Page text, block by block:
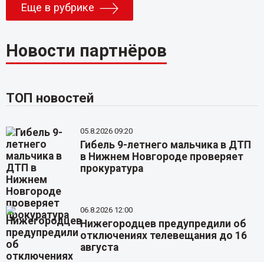
Еще в рубрике
Новости партнёров
ТОП новостей
05.8.2026 09:20
Гибель 9-летнего мальчика в ДТП
в Нижнем Новгороде проверяет
прокуратура
06.8.2026 12:00
Нижегородцев предупредили об
отключениях телевещания до 16
августа